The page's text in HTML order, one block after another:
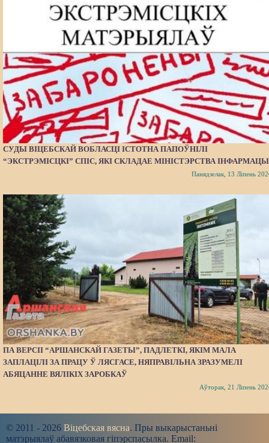
СУДЫ ВІЦЕБСКАЙ ВОБЛАСЦІ ІСТОТНА ПАПОЎНІЛІ
“ЭКСТРЭМІСЦКІ” СПІС, ЯКІ СКЛАДАЕ МІНІСТЭРСТВА
Панядзелак, 13 Ліпень
ПА ВЕРСІІ “АРШАНСКАЙ ГАЗЕТЫ”, ПАДЛЕТКІ, ЯКІМ МАЛА
ЗАПЛАЦІЛІ ЗА ПРАЦУ Ў ЛЯСГАСЕ, НЯПРАВІЛЬНА ЗРАЗУМЕЛІ
АБЯЦАННЕ ВЯЛІКІХ ЗАРОБКАЎ
Аўторак, 21 Ліпень
© 2011 - 2026 Віцебская вясна. Пры выкарыстаньні
матэрыялаў абавязковая гіпэрспасылка. Email: